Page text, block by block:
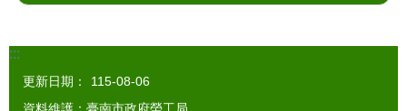
:::
更新日期：
115-08-06